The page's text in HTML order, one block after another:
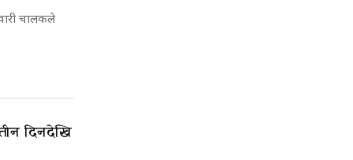
चालकले
दिनदेखि